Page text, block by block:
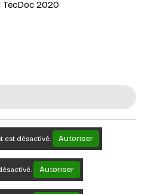
TecDoc 2020
est désactivé. Autoriser
Autoriser